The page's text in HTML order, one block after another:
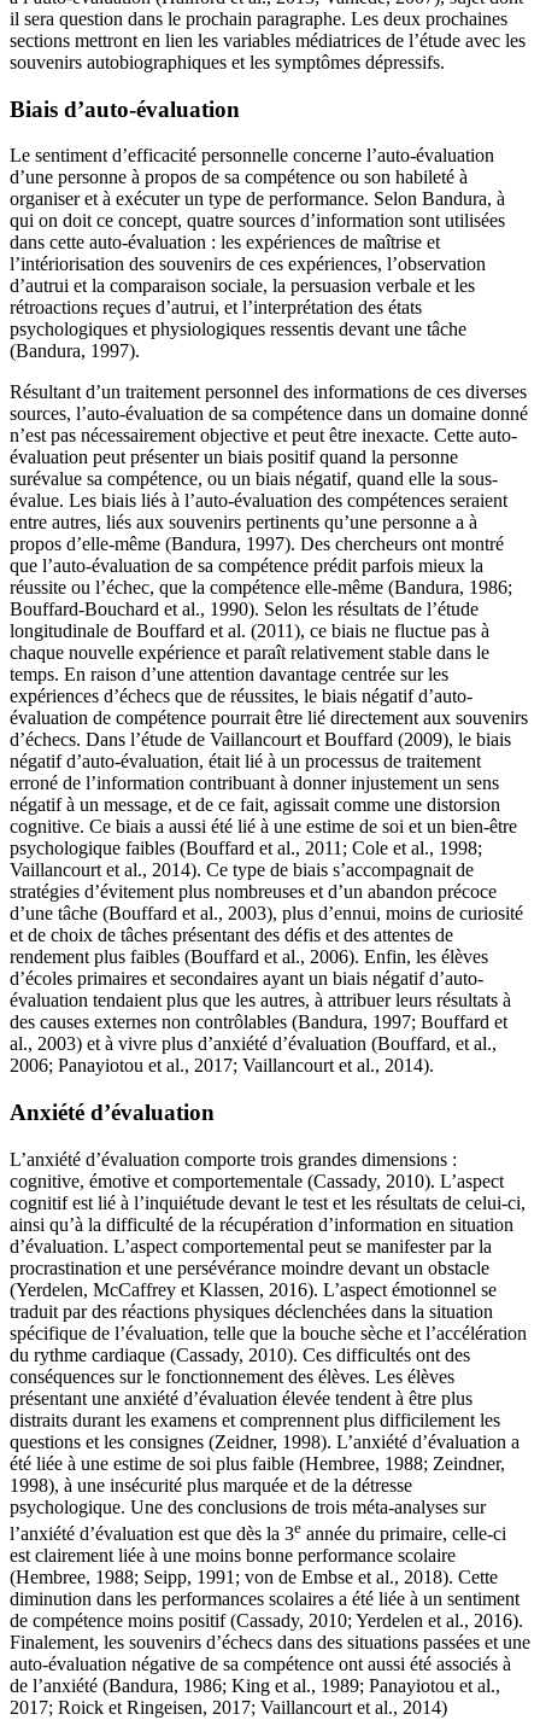
il sera question dans le prochain paragraphe. Les deux prochaines
sections mettront en lien les variables médiatrices de l’étude avec les
souvenirs autobiographiques et les symptômes dépressifs.
Biais d’auto-évaluation
Le sentiment d’efficacité personnelle concerne l’auto-évaluation
d’une personne à propos de sa compétence ou son habileté à
organiser et à exécuter un type de performance. Selon Bandura, à
qui on doit ce concept, quatre sources d’information sont utilisées
dans cette auto-évaluation : les expériences de maîtrise et
l’intériorisation des souvenirs de ces expériences, l’observation
d’autrui et la comparaison sociale, la persuasion verbale et les
rétroactions reçues d’autrui, et l’interprétation des états
psychologiques et physiologiques ressentis devant une tâche
(Bandura, 1997).
Résultant d’un traitement personnel des informations de ces diverses
sources, l’auto-évaluation de sa compétence dans un domaine donné
n’est pas nécessairement objective et peut être inexacte. Cette auto-
évaluation peut présenter un biais positif quand la personne
surévalue sa compétence, ou un biais négatif, quand elle la sous-
évalue. Les biais liés à l’auto-évaluation des compétences seraient
entre autres, liés aux souvenirs pertinents qu’une personne a à
propos d’elle-même (Bandura, 1997). Des chercheurs ont montré
que l’auto-évaluation de sa compétence prédit parfois mieux la
réussite ou l’échec, que la compétence elle-même (Bandura, 1986;
Bouffard-Bouchard et al., 1990). Selon les résultats de l’étude
longitudinale de Bouffard et al. (2011), ce biais ne fluctue pas à
chaque nouvelle expérience et paraît relativement stable dans le
temps. En raison d’une attention davantage centrée sur les
expériences d’échecs que de réussites, le biais négatif d’auto-
évaluation de compétence pourrait être lié directement aux souvenirs
d’échecs. Dans l’étude de Vaillancourt et Bouffard (2009), le biais
négatif d’auto-évaluation, était lié à un processus de traitement
erroné de l’information contribuant à donner injustement un sens
négatif à un message, et de ce fait, agissait comme une distorsion
cognitive. Ce biais a aussi été lié à une estime de soi et un bien-être
psychologique faibles (Bouffard et al., 2011; Cole et al., 1998;
Vaillancourt et al., 2014). Ce type de biais s’accompagnait de
stratégies d’évitement plus nombreuses et d’un abandon précoce
d’une tâche (Bouffard et al., 2003), plus d’ennui, moins de curiosité
et de choix de tâches présentant des défis et des attentes de
rendement plus faibles (Bouffard et al., 2006). Enfin, les élèves
d’écoles primaires et secondaires ayant un biais négatif d’auto-
évaluation tendaient plus que les autres, à attribuer leurs résultats à
des causes externes non contrôlables (Bandura, 1997; Bouffard et
al., 2003) et à vivre plus d’anxiété d’évaluation (Bouffard, et al.,
2006; Panayiotou et al., 2017; Vaillancourt et al., 2014).
Anxiété d’évaluation
L’anxiété d’évaluation comporte trois grandes dimensions :
cognitive, émotive et comportementale (Cassady, 2010). L’aspect
cognitif est lié à l’inquiétude devant le test et les résultats de celui-ci,
ainsi qu’à la difficulté de la récupération d’information en situation
d’évaluation. L’aspect comportemental peut se manifester par la
procrastination et une persévérance moindre devant un obstacle
(Yerdelen, McCaffrey et Klassen, 2016). L’aspect émotionnel se
traduit par des réactions physiques déclenchées dans la situation
spécifique de l’évaluation, telle que la bouche sèche et l’accélération
du rythme cardiaque (Cassady, 2010). Ces difficultés ont des
conséquences sur le fonctionnement des élèves. Les élèves
présentant une anxiété d’évaluation élevée tendent à être plus
distraits durant les examens et comprennent plus difficilement les
questions et les consignes (Zeidner, 1998). L’anxiété d’évaluation a
été liée à une estime de soi plus faible (Hembree, 1988; Zeindner,
1998), à une insécurité plus marquée et de la détresse
psychologique. Une des conclusions de trois méta-analyses sur
l’anxiété d’évaluation est que dès la 3e année du primaire, celle-ci
est clairement liée à une moins bonne performance scolaire
(Hembree, 1988; Seipp, 1991; von de Embse et al., 2018). Cette
diminution dans les performances scolaires a été liée à un sentiment
de compétence moins positif (Cassady, 2010; Yerdelen et al., 2016).
Finalement, les souvenirs d’échecs dans des situations passées et une
auto-évaluation négative de sa compétence ont aussi été associés à
de l’anxiété (Bandura, 1986; King et al., 1989; Panayiotou et al.,
2017; Roick et Ringeisen, 2017; Vaillancourt et al., 2014)